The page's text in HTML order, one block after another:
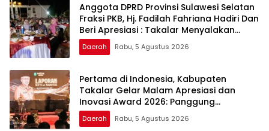
Anggota DPRD Provinsi Sulawesi Selatan
Fraksi PKB, Hj. Fadilah Fahriana Hadiri Dan
Beri Apresiasi : Takalar Menyalakan
Lentera Pengabdian Melalui Malam
Apresiasi dan Inovasi Award 2026
Daerah Rabu, 5 Agustus 2026
Pertama di Indonesia, Kabupaten
Takalar Gelar Malam Apresiasi dan
Inovasi Award 2026: Panggung
Penghargaan bagi Pelayan Publik
Berprestasi
Daerah Rabu, 5 Agustus 2026